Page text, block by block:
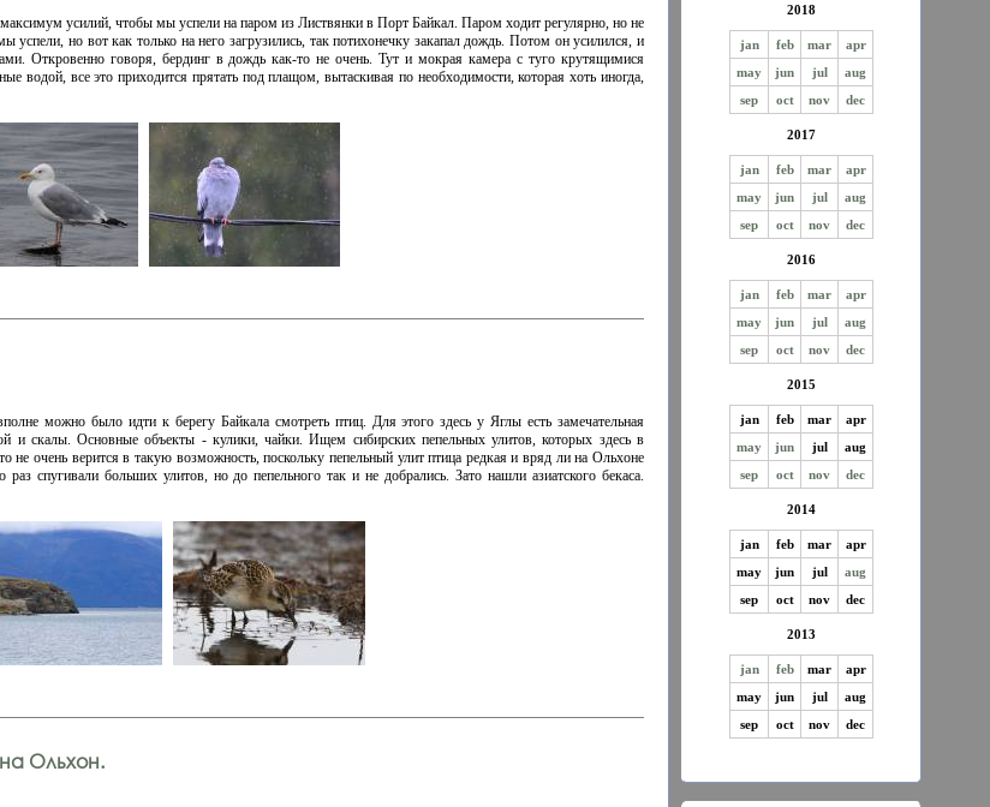
усилий, чтобы мы успели на паром из Листвянки в Порт Байкал. Паром ходит регулярно, но не
но вот как только на него загрузились, так потихонечку закапал дождь. Потом он усилился, и
Откровенно говоря, бердинг в дождь как-то не очень. Тут и мокрая камера с туго крутящимися
водой, все это приходится прятать под плащом, вытаскивая по необходимости, которая хоть иногда,
можно было идти к берегу Байкала смотреть птиц. Для этого здесь у Яглы есть замечательная
и скалы. Основные объекты - кулики, чайки. Ищем сибирских пепельных улитов, которых здесь в
очень верится в такую возможность, поскольку пепельный улит птица редкая и вряд ли на Ольхоне
раз спугивали больших улитов, но до пепельного так и не добрались. Зато нашли азиатского бекаса.
Ольхон.
2018
jan feb mar
apr
may
jun jul
aug
sep
oct nov dec
2017
jan feb mar
apr
may
jun jul
aug
sep
oct nov dec
2016
jan feb mar
apr
may
jun jul
aug
sep
oct nov dec
2015
jan feb mar
apr
may
jun jul
aug
sep
oct nov dec
2014
jan feb mar
apr
may
jun jul
aug
sep
oct nov dec
2013
jan feb mar
apr
may
jun jul
aug
sep
oct nov dec